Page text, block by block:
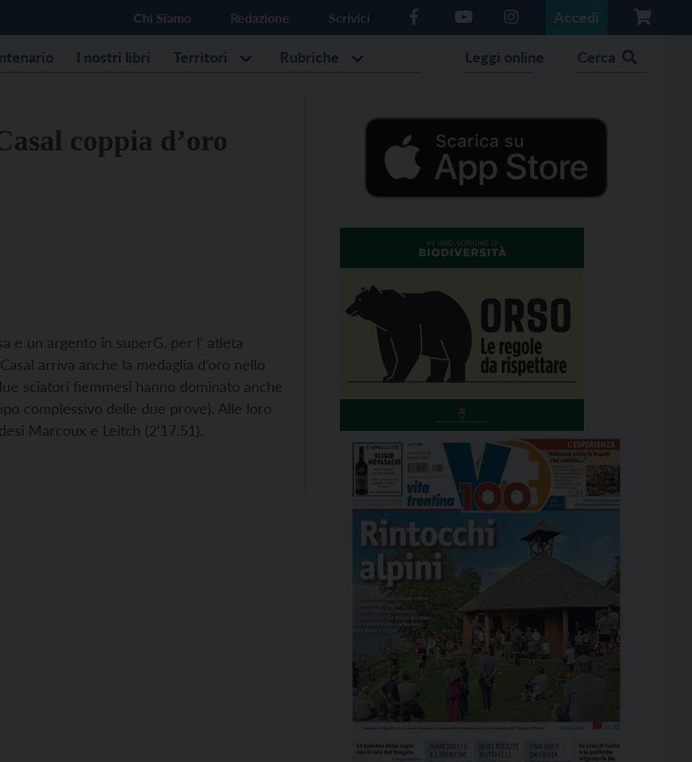
Chi Siamo Redazione Scrivici Accedi
I nostri libri Territori Rubriche Leggi online Cerca
coppia d’oro
e un argento in superG, per l’ atleta
arriva anche la medaglia d’oro nello
sciatori fiemmesi hanno dominato anche
complessivo delle due prove). Alle loro
Marcoux e Leitch (2’17.51).